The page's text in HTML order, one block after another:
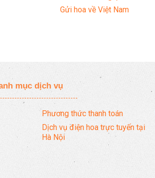
Gửi hoa về Việt Nam
mục dịch vụ
Phương thức thanh toán
Dịch vụ điện hoa trực tuyến tại
Hà Nội